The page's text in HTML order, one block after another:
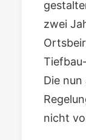
zwei
Die
nicht